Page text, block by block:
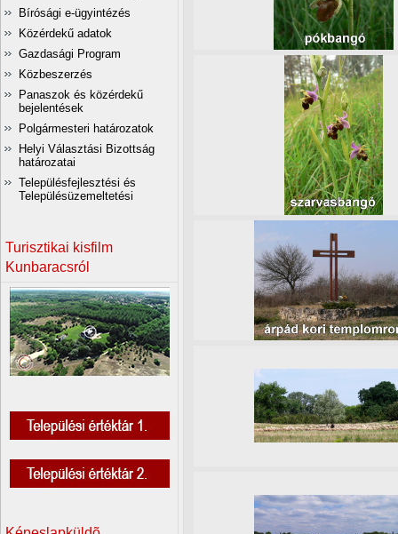
Bírósági e-ügyintézés
Közérdekű adatok
Gazdasági Program
Közbeszerzés
Panaszok és közérdekű
bejelentések
Polgármesteri határozatok
Helyi Választási Bizottság
határozatai
Településfejlesztési és
Településüzemeltetési
Turisztikai kisfilm
Kunbaracsról